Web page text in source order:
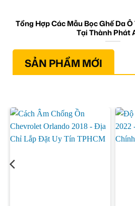
Tổng Hợp Các Mẫu Bọc Ghế Da
Tại Thành Phát
SẢN PHẨM MỚI